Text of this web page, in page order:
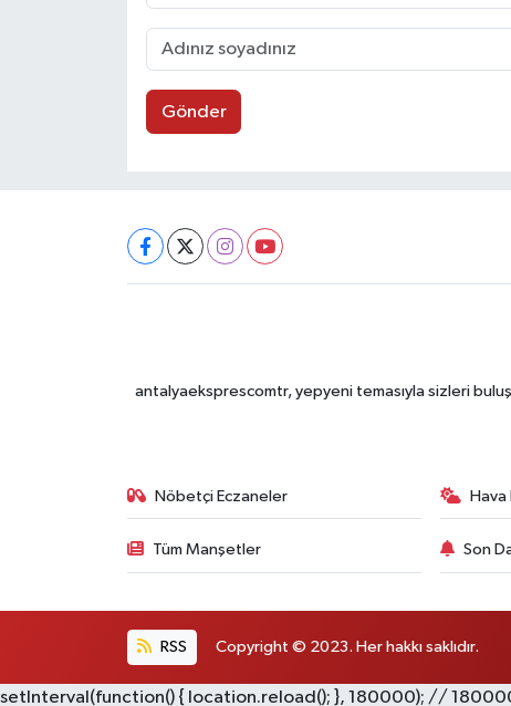
Gönder
antalyaeksprescomtr, yepyeni temasıyla sizleri
Nöbetçi Eczaneler Hava
Tüm Manşetler Son
RSS Copyright © 2023. Her hakkı saklıdır.
setInterval(function() { location.reload(); }, 180000); //